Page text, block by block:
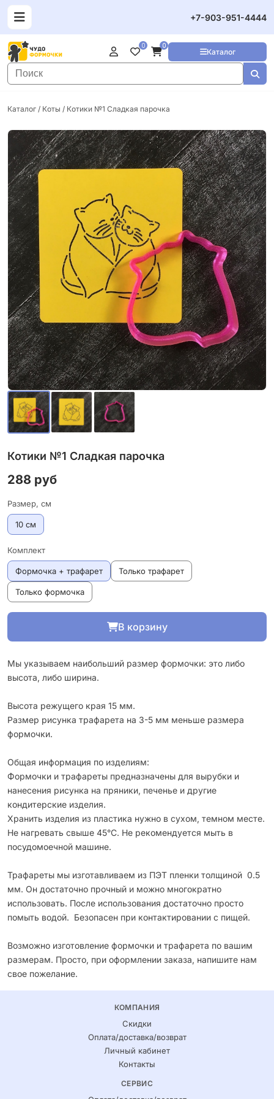
+7-903-951-4444
Каталог
0 0
Каталог / Коты / Котики №1 Сладкая парочка
Котики №1 Сладкая парочка
288 руб
Размер, см
10 см
Комплект
Формочка + трафарет Только трафарет
Только формочка
В корзину
Мы указываем наибольший размер формочки: это либо
высота, либо ширина.
Высота режущего края 15 мм.
Размер рисунка трафарета на 3-5 мм меньше размера
формочки.
Общая информация по изделиям:
Формочки и трафареты предназначены для вырубки и
нанесения рисунка на пряники, печенье и другие
кондитерские изделия.
Хранить изделия из пластика нужно в сухом, темном месте.
Не нагревать свыше 45°С. Не рекомендуется мыть в
посудомоечной машине.
Трафареты мы изготавливаем из ПЭТ пленки толщиной 0.5
мм. Он достаточно прочный и можно многократно
использовать. После использования достаточно просто
помыть водой. Безопасен при контактировании с пищей.
Возможно изготовление формочки и трафарета по вашим
размерам. Просто, при оформлении заказа, напишите нам
свое пожелание.
КОМПАНИЯ
Скидки
Оплата/доставка/возврат
Личный кабинет
Контакты
СЕРВИС